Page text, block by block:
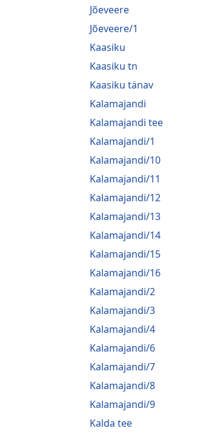
Jõeveere
Jõeveere/1
Kaasiku
Kaasiku tn
Kaasiku tänav
Kalamajandi
Kalamajandi tee
Kalamajandi/1
Kalamajandi/10
Kalamajandi/11
Kalamajandi/12
Kalamajandi/13
Kalamajandi/14
Kalamajandi/15
Kalamajandi/16
Kalamajandi/2
Kalamajandi/3
Kalamajandi/4
Kalamajandi/6
Kalamajandi/7
Kalamajandi/8
Kalamajandi/9
Kalda tee